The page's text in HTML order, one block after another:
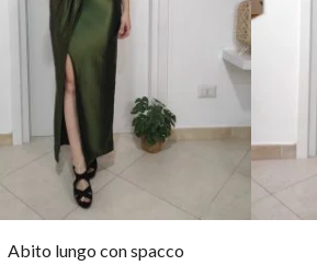
Abito lungo con spacco